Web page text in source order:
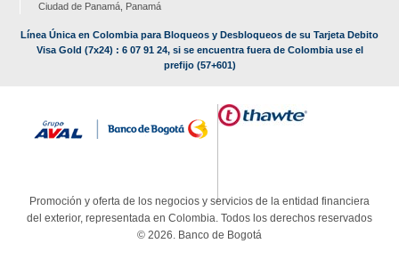
Ciudad de Panamá, Panamá
Línea Única en Colombia para Bloqueos y Desbloqueos de su Tarjeta Debito
Visa Gold (7x24) : 6 07 91 24, si se encuentra fuera de Colombia use el
prefijo (57+601)
Promoción y oferta de los negocios y servicios de la entidad financiera
del exterior, representada en Colombia. Todos los derechos reservados
© 2026. Banco de Bogotá